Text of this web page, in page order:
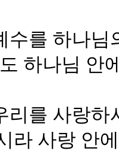
수를 하나
하나님 안
리를 사랑
라 사랑 안